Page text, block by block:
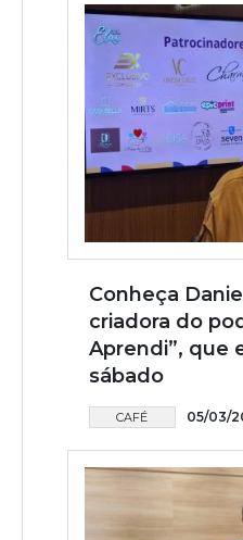
Conheça
criadora do
Aprendi”, que
sábado
CAFÉ 05/03/